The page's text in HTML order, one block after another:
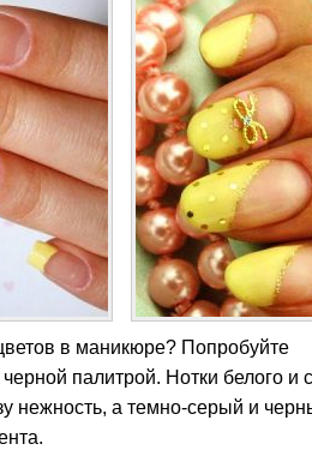
в маникюре? Попробуйте
палитрой. Нотки белого и
нежность, а темно-серый и